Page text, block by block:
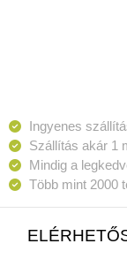
Ingyenes
Szállítás akár 1
Mindig a
Több mint 2000